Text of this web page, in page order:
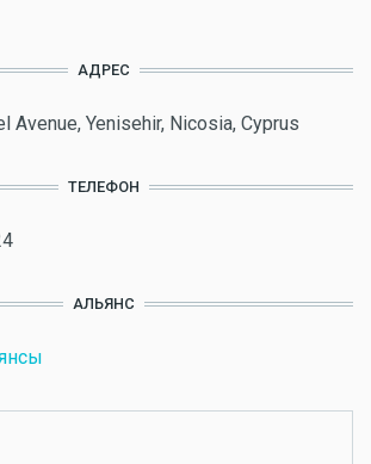
АДРЕС
Avenue, Yenisehir, Nicosia, Cyprus
ТЕЛЕФОН
АЛЬЯНС